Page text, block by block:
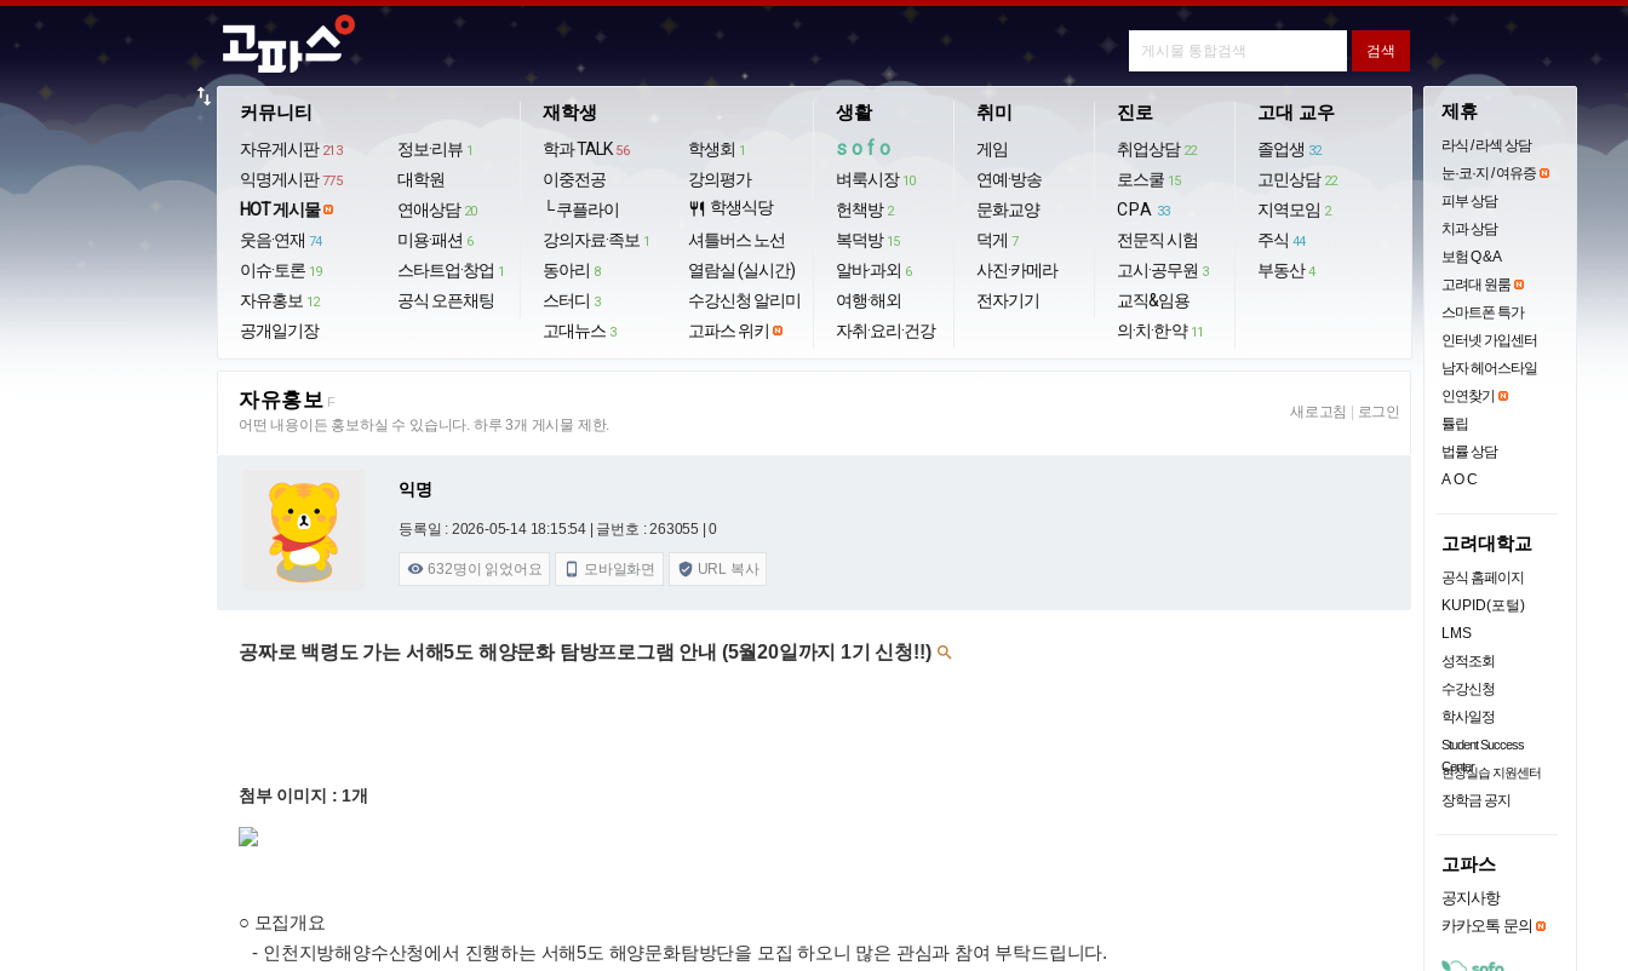
커뮤니티
자유게시판 213
익명게시판 775
HOT 게시물
웃음·연재 74
이슈·토론 19
자유홍보 12
공개일기장
정보·리뷰 1
대학원
연애상담 20
미용·패션 6
스타트업·창업 1
공식 오픈채팅
재학생
학과 TALK 56
이중전공
└ 쿠플라이
강의자료·족보 1
동아리 8
스터디 3
고대뉴스 3
학생회 1
강의평가
restaurant 학생식당
셔틀버스 노선
열람실 (실시간)
수강신청 알리미
고파스 위키
생활
sofo
벼룩시장 10
헌책방 2
복덕방 15
알바·과외 6
여행·해외
자취·요리·건강
취미
게임
연예·방송
문화교양
덕게 7
사진·카메라
전자기기
진로
취업상담 22
로스쿨 15
CPA 33
전문직 시험
고시·공무원 3
교직&임용
의·치·한·약 11
고대 교우
졸업생 32
고민상담 22
지역모임 2
주식 44
부동산 4
import_export
자유홍보 F
어떤 내용이든 홍보하실 수 있습니다. 하루 3개 게시물 제한.
새로고침 로그인
익명
등록일 : 2026-05-14 18:15:54 | 글번호 : 263055 | 0
 632명이 읽었어요  모바일화면  URL 복사
공짜로 백령도 가는 서해5도 해양문화 탐방프로그램 안내 (5월20일까지 1기 신청!!) 
첨부 이미지 : 1개
○ 모집개요
- 인천지방해양수산청에서 진행하는 서해5도 해양문화탐방단을 모집 하오니 많은 관심과 참여 부탁드립니다.
제휴
라식 / 라섹 상담
눈·코·지 / 여유증
피부 상담
치과 상담
보험 Q & A
고려대 원룸
스마트폰 특가
인터넷 가입센터
남자 헤어스타일
인연찾기
튤립
법률 상담
AOC
고려대학교
공식 홈페이지
KUPID(포털)
LMS
성적조회
수강신청
학사일정
Student Success
Center
현장실습 지원센터
장학금 공지
고파스
공지사항
카카오톡 문의